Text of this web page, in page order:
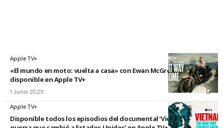
Apple TV+
«El mundo en moto: vuelta a casa» con Ewan McGregor ya
disponible en Apple TV+
1 Junio 2025
Apple TV+
Disponible todos los episodios del documental ‘Vietnam: La